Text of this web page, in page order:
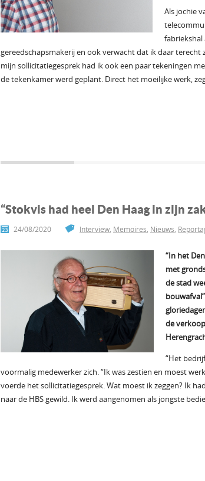
Als jochie
fabriekshal
gereedschapsmakerij en ook verwacht dat ik daar
mijn sollicitatiegesprek had ik ook een paar tekeningen
de tekenkamer werd geplant. Direct het moeilijke werk,
“Stokvis had heel Den Haag in zijn
24/08/2020 Interview, Memoires, Nieuws,
“In het
met
de stad
de
“Het
voormalig medewerker zich. “Ik was zestien en moest
voerde het sollicitatiegesprek. Wat moest ik zeggen? Ik
naar de HBS gewild. Ik werd aangenomen als jongste